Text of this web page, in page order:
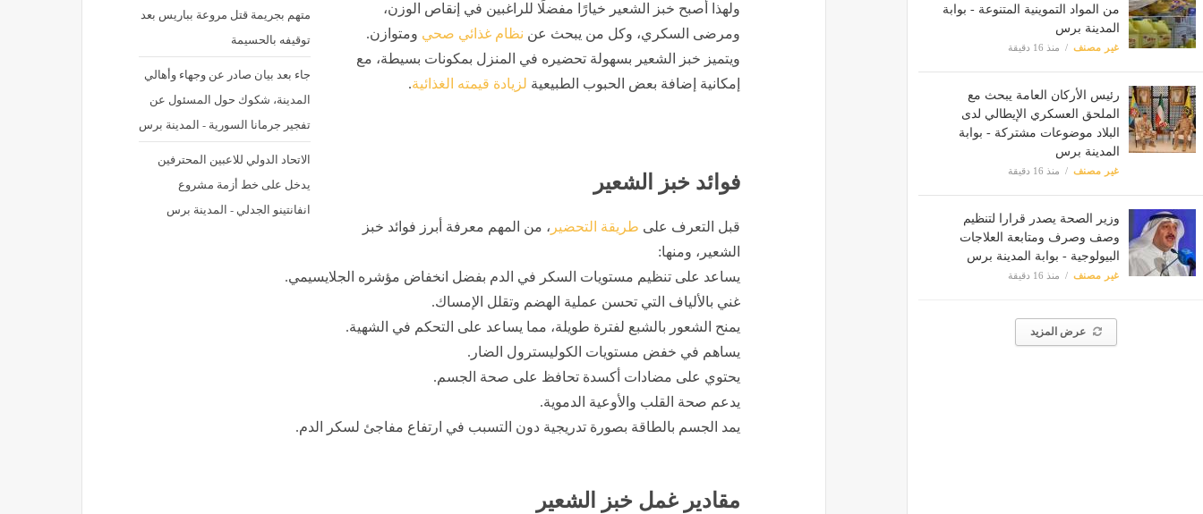
من المواد التموينية المتنوعة - بوابة
المدينة برس
غير مصنف منذ 16 دقيقة
رئيس الأركان العامة يبحث مع
الملحق العسكري الإيطالي لدى
البلاد موضوعات مشتركة - بوابة
المدينة برس
غير مصنف منذ 16 دقيقة
وزير الصحة يصدر قرارا لتنظيم
وصف وصرف ومتابعة العلاجات
البيولوجية - بوابة المدينة برس
غير مصنف منذ 16 دقيقة
عرض المزيد
متهم بجريمة قتل مروعة بباريس بعد
توقيفه بالحسيمة
جاء بعد بيان صادر عن وجهاء وأهالي
المدينة، شكوك حول المسئول عن
تفجير جرمانا السورية - المدينة برس
الاتحاد الدولي للاعبين المحترفين
يدخل على خط أزمة مشروع
انفانتينو الجدلي - المدينة برس
ولهذا أصبح خبز الشعير خيارًا مفضلًا للراغبين في إنقاص الوزن،
ومرضى السكري، وكل من يبحث عن نظام غذائي صحي ومتوازن.
ويتميز خبز الشعير بسهولة تحضيره في المنزل بمكونات بسيطة، مع
إمكانية إضافة بعض الحبوب الطبيعية لزيادة قيمته الغذائية.
فوائد خبز الشعير
قبل التعرف على طريقة التحضير ، من المهم معرفة أبرز فوائد خبز
الشعير، ومنها:
يساعد على تنظيم مستويات السكر في الدم بفضل انخفاض مؤشره الجلايسيمي.
غني بالألياف التي تحسن عملية الهضم وتقلل الإمساك.
يمنح الشعور بالشبع لفترة طويلة، مما يساعد على التحكم في الشهية.
يساهم في خفض مستويات الكوليسترول الضار.
يحتوي على مضادات أكسدة تحافظ على صحة الجسم.
يدعم صحة القلب والأوعية الدموية.
يمد الجسم بالطاقة بصورة تدريجية دون التسبب في ارتفاع مفاجئ لسكر الدم.
مقادير غمل خبز الشعير